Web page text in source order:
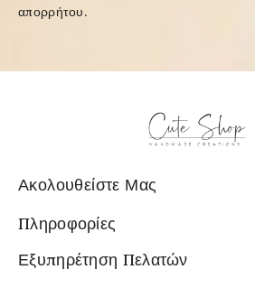
απορρήτου.
Ακολουθείστε Μας
Πληροφορίες
Εξυπηρέτηση Πελατών